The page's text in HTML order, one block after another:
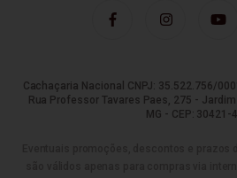
Cachaçaria Nacional CNPJ: 35.522.756/
Rua Professor Tavares Paes, 275 -
MG - CEP: 30421-